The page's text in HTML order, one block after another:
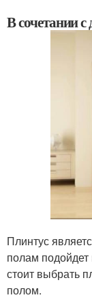
В сочетании
Плинтус
полам
стоит выбрать
полом.